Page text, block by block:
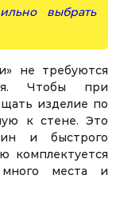
выбрать
не требуются
Чтобы при
изделие по
к стене. Это
и быстрого
комплектуется
места и